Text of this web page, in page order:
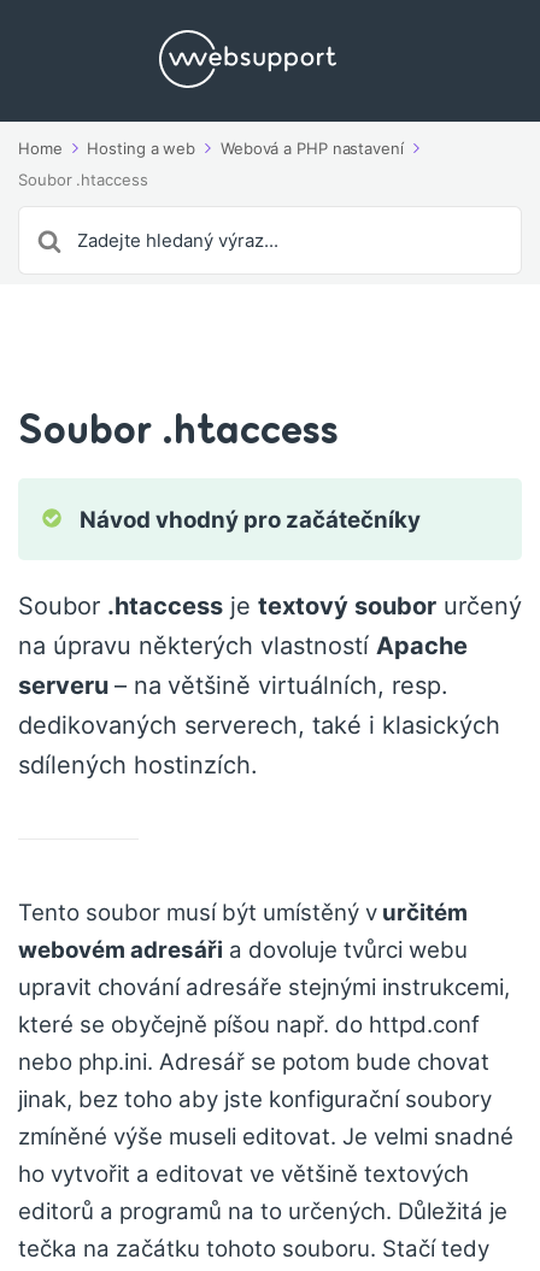
Home Hosting a web
Webová a PHP nastavení
Soubor .htaccess
For
Soubor .htaccess
Návod vhodný pro začátečníky
Soubor .htaccess je textový soubor určený
na úpravu některých vlastností Apache
serveru – na většině virtuálních, resp.
dedikovaných serverech, také i klasických
sdílených hostinzích.
Tento soubor musí být umístěný v určitém
webovém adresáři a dovoluje tvůrci webu
upravit chování adresáře stejnými instrukcemi,
které se obyčejně píšou např. do httpd.conf
nebo php.ini. Adresář se potom bude chovat
jinak, bez toho aby jste konfigurační soubory
zmíněné výše museli editovat. Je velmi snadné
ho vytvořit a editovat ve většině textových
editorů a programů na to určených. Důležitá je
tečka na začátku tohoto souboru. Stačí tedy